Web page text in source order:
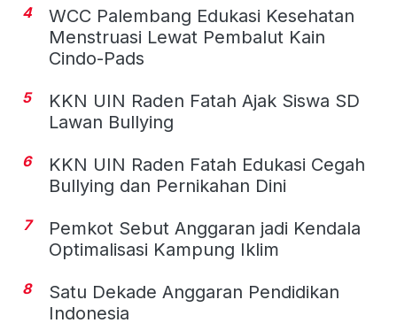
4
WCC Palembang Edukasi Kesehatan
Menstruasi Lewat Pembalut Kain
Cindo-Pads
5
KKN UIN Raden Fatah Ajak Siswa SD
Lawan Bullying
6
KKN UIN Raden Fatah Edukasi Cegah
Bullying dan Pernikahan Dini
7
Pemkot Sebut Anggaran jadi Kendala
Optimalisasi Kampung Iklim
8
Satu Dekade Anggaran Pendidikan
Indonesia